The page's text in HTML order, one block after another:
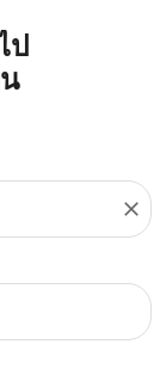
ป
close